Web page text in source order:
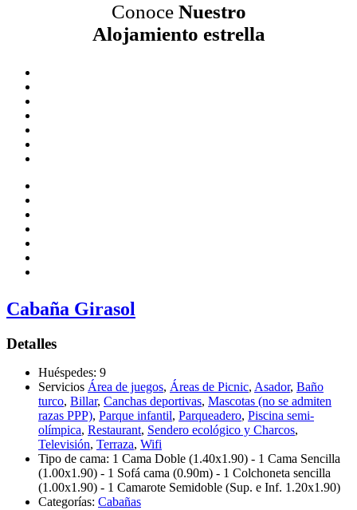
ConoceNuestro
Alojamiento estrella
Cabaña Girasol
Detalles
Huéspedes: 9
Servicios Área de juegos, Áreas de Picnic, Asador, Baño
turco, Billar, Canchas deportivas, Mascotas (no se admiten
razas PPP), Parque infantil, Parqueadero, Piscina semi-
olímpica, Restaurant, Sendero ecológico y Charcos,
Televisión, Terraza, Wifi
Tipo de cama: 1 Cama Doble (1.40x1.90) - 1 Cama Sencilla
(1.00x1.90) - 1 Sofá cama (0.90m) - 1 Colchoneta sencilla
(1.00x1.90) - 1 Camarote Semidoble (Sup. e Inf. 1.20x1.90)
Categorías: Cabañas